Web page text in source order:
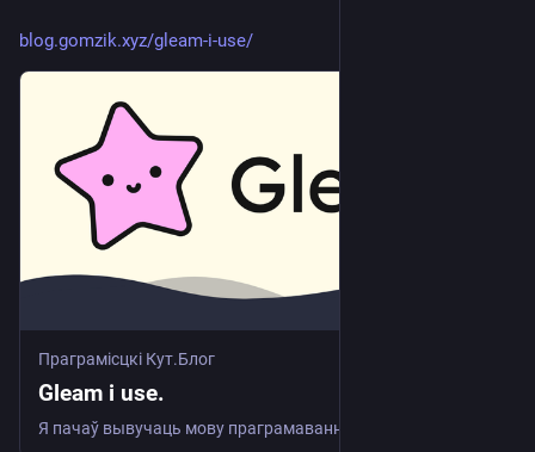
blog.gomzik.xyz/gleam-i-use/
Праграмісцкі Кут.Блог
Gleam і use.